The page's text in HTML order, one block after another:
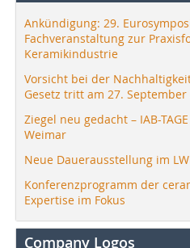
Ankündigung: 29.
Fachveranstaltung zur
Keramikindustrie
Vorsicht bei der
Gesetz tritt am 27.
Ziegel neu gedacht – IAB-TAGE
Weimar
Neue Dauerausstellung im
Konferenzprogramm der
Expertise im Fokus
Company Logos